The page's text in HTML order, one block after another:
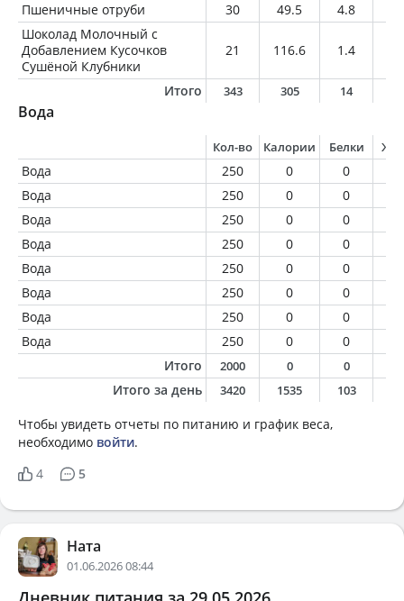
Пшеничные отруби
30 49.5 4.8
Шоколад Молочный с
Добавлением Кусочков
Сушёной Клубники
21 116.6 1.4
Итого 343 305 14
Вода
Кол-во Калории Белки
Вода 250 0 0
Вода
250 0 0
Вода
250 0 0
Вода
250 0 0
Вода
250 0 0
Вода
250 0 0
Вода
250 0 0
Вода
250 0 0
Итого
2000 0 0
Итого за день 3420 1535 103
Чтобы увидеть отчеты по питанию и график веса,
необходимо войти.
4
5
Ната
01.06.2026 08:44